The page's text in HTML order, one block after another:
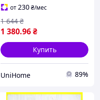
полка для обуви
от230₴/мес
1 380.96₴
1 644 ₴
Купить
UniHome 89%